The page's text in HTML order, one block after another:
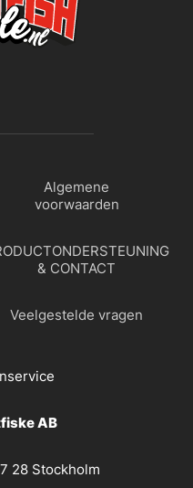
Algemene
voorwaarden
& CONTACT
Veelgestelde vragen
AB
28 Stockholm